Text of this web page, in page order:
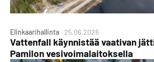
Elinkaarihallinta 25.06.2026
Vattenfall käynnistää vaativan
Pamilon vesivoimalaitoksella